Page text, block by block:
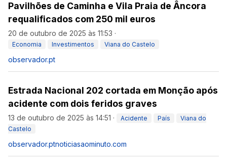
Pavilhões de Caminha e Vila Praia de Âncora
requalificados com 250 mil euros
20 de outubro de 2025 às 11:53 ·
Economia Investimentos Viana do Castelo
observador.pt
Estrada Nacional 202 cortada em Monção após
acidente com dois feridos graves
13 de outubro de 2025 às 14:51 · Acidente País
Viana do
Castelo
observador.ptnoticiasaominuto.com